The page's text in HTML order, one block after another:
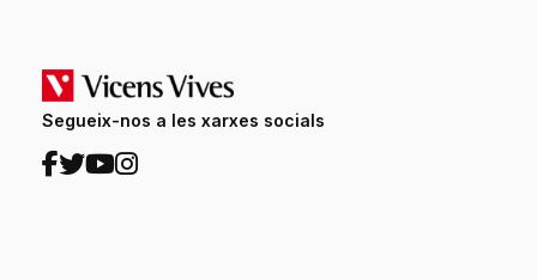
Segueix-nos a les xarxes socials